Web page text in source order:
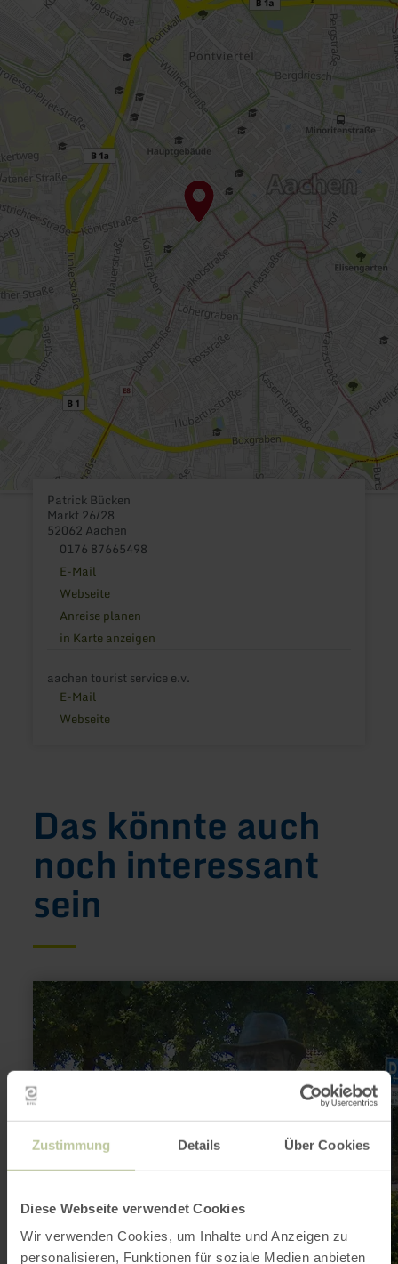
Zustimmung Details Über Cookies
Diese Webseite verwendet Cookies
Wir verwenden Cookies, um Inhalte und Anzeigen zu
personalisieren, Funktionen für soziale Medien anbieten
Patrick Bücken
Markt 26/28
52062 Aachen
0176 87665498
E-Mail
Webseite
Anreise planen
in Karte anzeigen
aachen tourist service e.v.
E-Mail
Webseite
Das könnte auch
noch interessant
sein
mehr
erfahren
zu:
01
Dorfrundgang
-
Simmerath